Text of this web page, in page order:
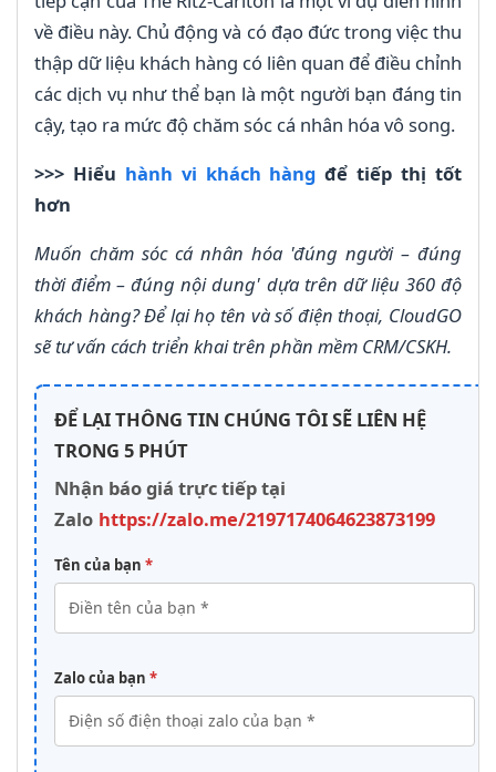
về điều này. Chủ động và có đạo đức trong việc thu
thập dữ liệu khách hàng có liên quan để điều chỉnh
các dịch vụ như thể bạn là một người bạn đáng tin
cậy, tạo ra mức độ chăm sóc cá nhân hóa vô song.
>>> Hiểu hành vi khách hàng để tiếp thị tốt
hơn
Muốn chăm sóc cá nhân hóa 'đúng người – đúng
thời điểm – đúng nội dung' dựa trên dữ liệu 360 độ
khách hàng? Để lại họ tên và số điện thoại, CloudGO
sẽ tư vấn cách triển khai trên phần mềm CRM/CSKH.
ĐỂ LẠI THÔNG TIN CHÚNG TÔI SẼ LIÊN HỆ
TRONG 5 PHÚT
Nhận báo giá trực tiếp tại
Zalo https://zalo.me/2197174064623873199
Tên của bạn *
Zalo của bạn *